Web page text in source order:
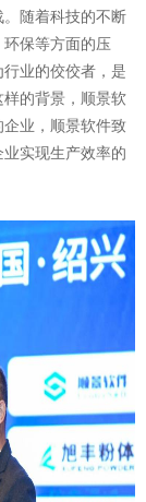
随着科技的不断
保等方面的压
业的佼佼者，是
的背景，顺景软
业，顺景软件致
实现生产效率的